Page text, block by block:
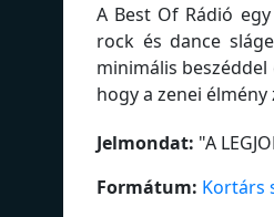
A Best Of Rádió
rock és dance
minimális
hogy a zenei
Jelmondat: "A
Formátum: Kortárs